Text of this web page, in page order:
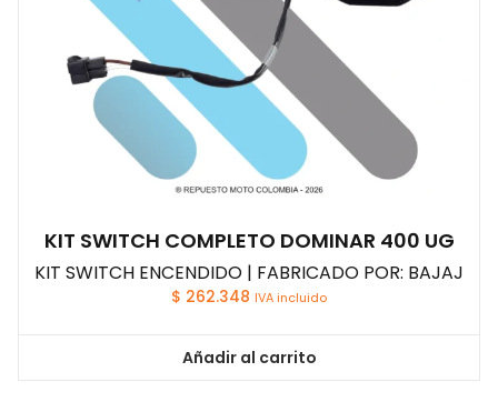
KIT SWITCH COMPLETO DOMINAR 400 UG
KIT SWITCH ENCENDIDO | FABRICADO POR: BAJAJ
$ 262.348 IVA incluido
Añadir al carrito